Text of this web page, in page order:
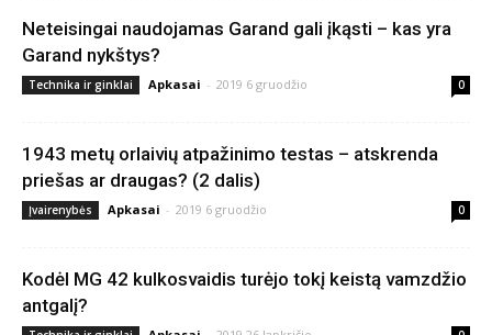
Neteisingai naudojamas Garand gali įkąsti – kas yra
Garand nykštys?
Technika ir ginklai Apkasai - 2019 6 gruodžio 0
1943 metų orlaivių atpažinimo testas – atskrenda
priešas ar draugas? (2 dalis)
Įvairenybės Apkasai - 2019 6 gruodžio 0
Kodėl MG 42 kulkosvaidis turėjo tokį keistą vamzdžio
antgalį?